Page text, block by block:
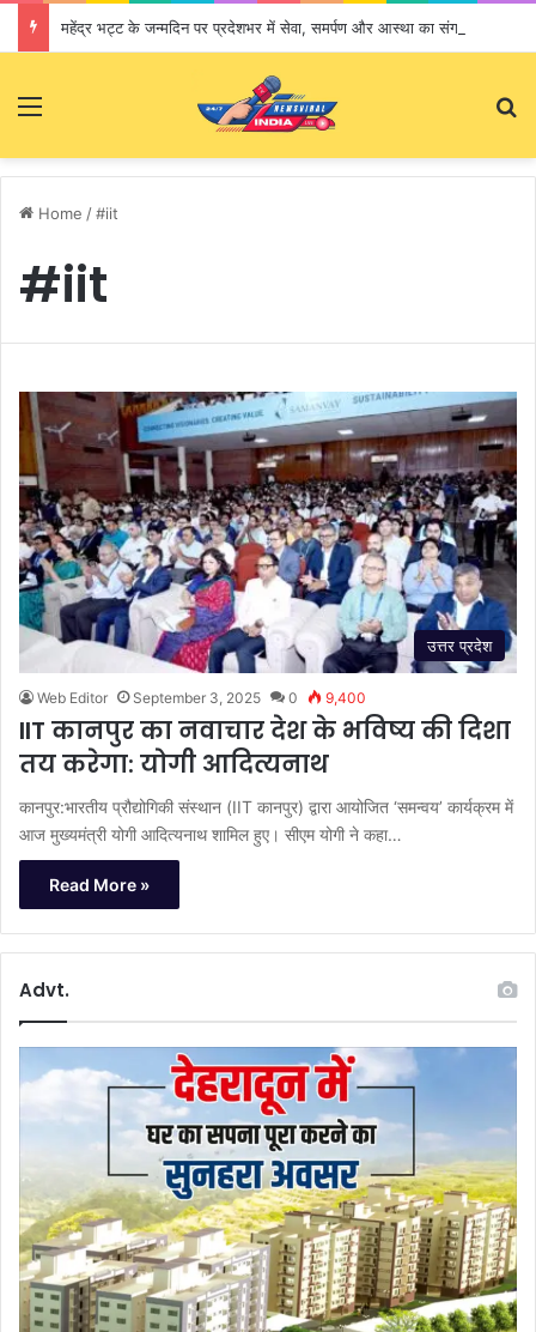
महेंद्र भट्ट के जन्मदिन पर प्रदेशभर में सेवा, समर्पण और आस्था का संगम
Home /#iit
#iit
उत्तर प्रदेश
Web Editor September 3, 2025 0 9,400
IIT कानपुर का नवाचार देश के भविष्य की दिशा
तय करेगा: योगी आदित्यनाथ
कानपुर:भारतीय प्रौद्योगिकी संस्थान (IIT कानपुर) द्वारा आयोजित ‘समन्वय’ कार्यक्रम में
आज मुख्यमंत्री योगी आदित्यनाथ शामिल हुए। सीएम योगी ने कहा…
Read More »
Advt.